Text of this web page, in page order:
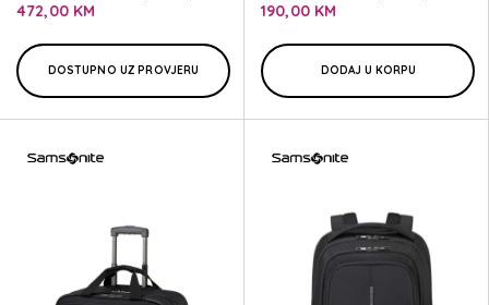
472,00 KM
DOSTUPNO UZ PROVJERU
190,00 KM
DODAJ U KORPU